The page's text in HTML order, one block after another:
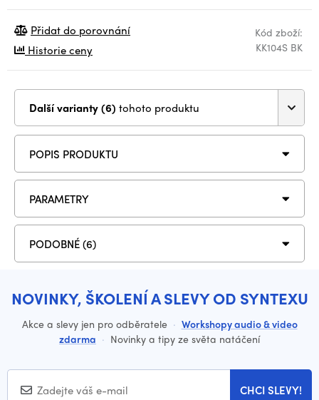
Kód zboží:
KK104S BK
Přidat do porovnání
Historie ceny
Další varianty (6) tohoto produktu
POPIS PRODUKTU
PARAMETRY
PODOBNÉ (6)
NOVINKY, ŠKOLENÍ A SLEVY OD SYNTEXU
Akce a slevy jen pro odběratele · Workshopy audio & video
zdarma · Novinky a tipy ze světa natáčení
CHCI SLEVY!